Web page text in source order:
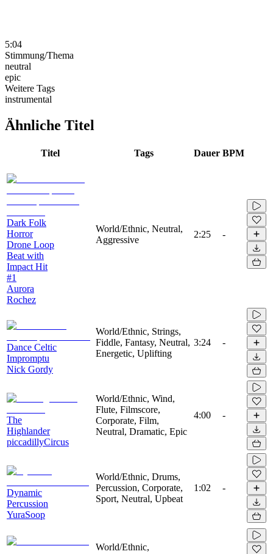
5:04
Stimmung/Thema
neutral
epic
Weitere Tags
instrumental
Ähnliche Titel
Titel Tags Dauer BPM
Dark Folk
Horror
Drone Loop
Beat with
Impact Hit
#1
Aurora
Rochez
World/Ethnic, Neutral,
Aggressive
2:25 -
Dance Celtic
Impromptu
Nick Gordy
World/Ethnic, Strings,
Fiddle, Fantasy, Neutral,
Energetic, Uplifting
3:24 -
The
Highlander
piccadillyCircus
World/Ethnic, Wind,
Flute, Filmscore,
Corporate, Film,
Neutral, Dramatic, Epic
4:00 -
Dynamic
Percussion
YuraSoop
World/Ethnic, Drums,
Percussion, Corporate,
Sport, Neutral, Upbeat
1:02 -
World/Ethnic,